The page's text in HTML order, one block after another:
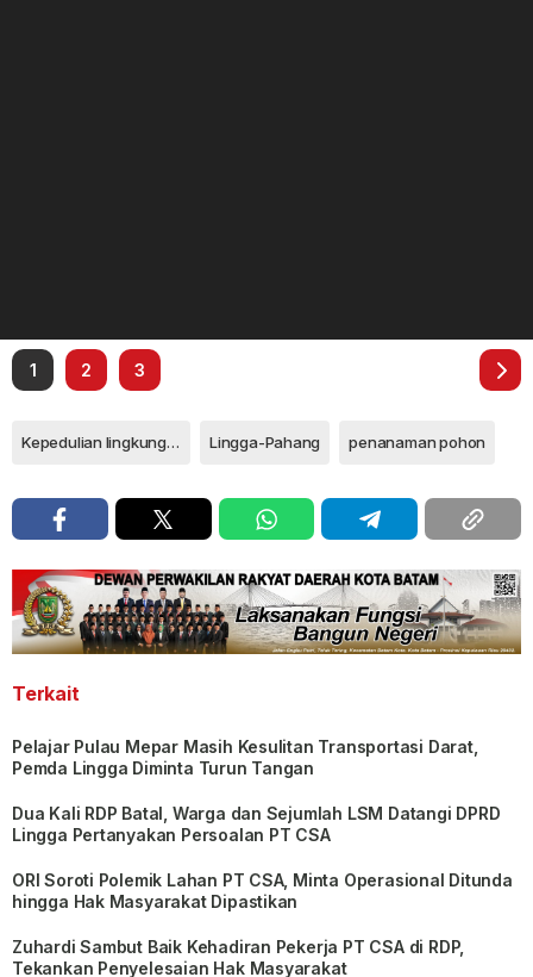
1 2 3
Kepedulian lingkungan Lingga-Pahang penanaman pohon
Terkait
Pelajar Pulau Mepar Masih Kesulitan Transportasi Darat,
Pemda Lingga Diminta Turun Tangan
Dua Kali RDP Batal, Warga dan Sejumlah LSM Datangi DPRD
Lingga Pertanyakan Persoalan PT CSA
ORI Soroti Polemik Lahan PT CSA, Minta Operasional Ditunda
hingga Hak Masyarakat Dipastikan
Zuhardi Sambut Baik Kehadiran Pekerja PT CSA di RDP,
Tekankan Penyelesaian Hak Masyarakat